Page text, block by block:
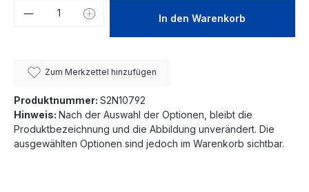
Produkt Anzahl: Gib denIn den Warenkorb
Zum Merkzettel hinzufügen
Produktnummer: S2N10792
Hinweis: Nach der Auswahl der Optionen, bleibt die
Produktbezeichnung und die Abbildung unverändert. Die
ausgewählten Optionen sind jedoch im Warenkorb sichtbar.